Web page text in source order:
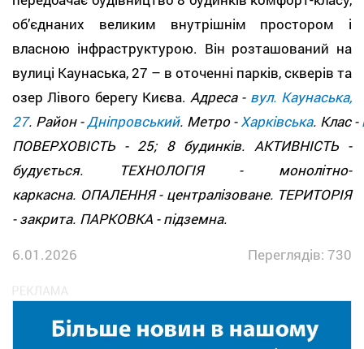
об’єднаних великим внутрішнім простором і
власною інфраструктурою. Він розташований на
вулиці Каунаська, 27 – в оточенні парків, скверів та
озер Лівого берегу Києва. Адреса - вул. Каунаська,
27. Район -Дніпровський. Метро -Харківська. Клас -
ПОВЕРХОВІСТЬ - 25; 8 будинків. АКТИВНІСТЬ -
будується. ТЕХНОЛОГІЯ - монолітно-
каркасна. ОПАЛЕННЯ - централізоване. ТЕРИТОРІЯ
- закрита. ПАРКОВКА - підземна.
6.01.2026
Переглядів: 730